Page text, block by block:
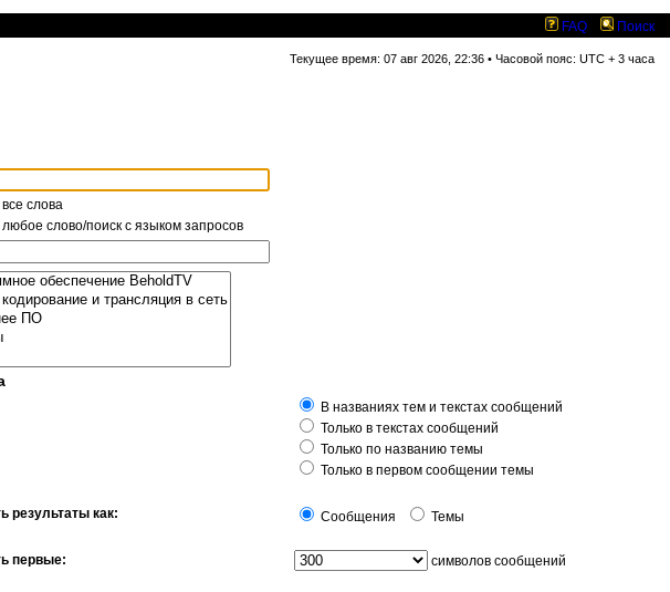
FAQ Поиск
Текущее время: 07 авг 2026, 22:36 • Часовой пояс: UTC + 3 часа
все слова
любое слово/поиск с языком запросов
В названиях тем и текстах сообщений
Только в текстах сообщений
Только по названию темы
Только в первом сообщении темы
результаты как: Сообщения Темы
первые: символов сообщений